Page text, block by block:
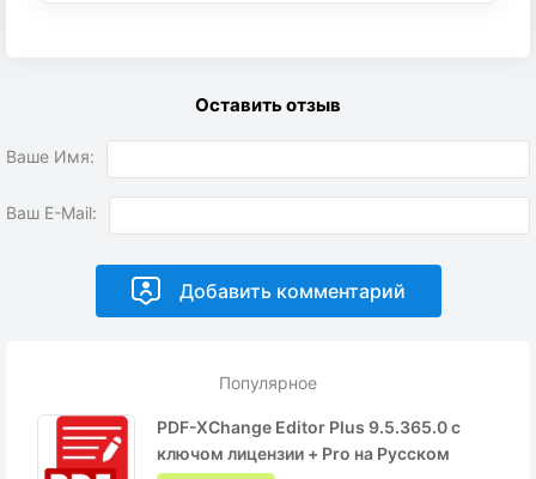
Популярное
PDF-XChange Editor Plus 9.5.365.0 с
ключом лицензии + Pro на Русском
Оставить отзыв
Ваше Имя:
Ваш E-Mail: